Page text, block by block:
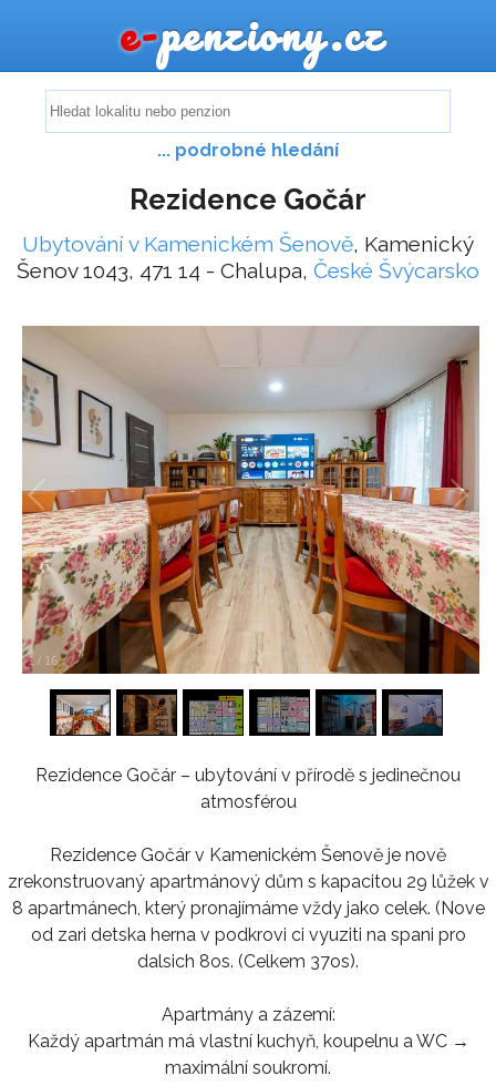
e-penziony.cz
... podrobné hledání
Rezidence Gočár
Ubytování v Kamenickém Šenově, Kamenický
Šenov 1043, 471 14 - Chalupa, České Švýcarsko
1 / 16
Rezidence Gočár – ubytování v přírodě s jedinečnou
atmosférou
Rezidence Gočár v Kamenickém Šenově je nově
zrekonstruovaný apartmánový dům s kapacitou 29 lůžek v
8 apartmánech, který pronajímáme vždy jako celek. (Nove
od zari detska herna v podkrovi ci vyuziti na spani pro
dalsich 8os. (Celkem 37os).
Apartmány a zázemí:
Každý apartmán má vlastní kuchyň, koupelnu a WC →
maximální soukromí.